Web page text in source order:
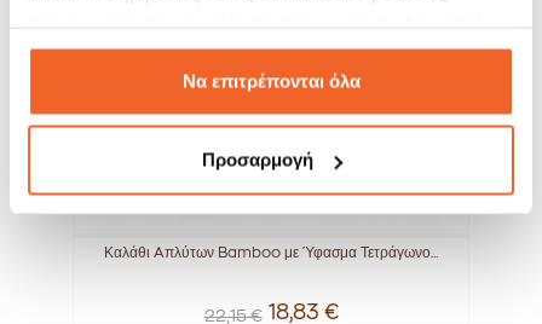
έχουν συλλέξει σε σχέση με την από μέρους σας χρήση
των υπηρεσιών τους.Να επιτρέπονται όλα
Προσαρμογή
Καλάθι Aπλύτων Bamboo με Ύφασμα Τετράγωνο...
22,15 € 18,83 €